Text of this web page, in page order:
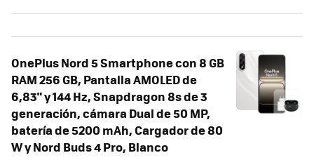
OnePlus Nord 5 Smartphone con 8 GB
RAM 256 GB, Pantalla AMOLED de
6,83" y 144 Hz, Snapdragon 8s de 3
generación, cámara Dual de 50 MP,
batería de 5200 mAh, Cargador de 80
W y Nord Buds 4 Pro, Blanco